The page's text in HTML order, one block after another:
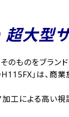
超大型
ものをブランド
」は、商
工による高い